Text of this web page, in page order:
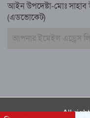
আইন উপদেষ্টা-মোঃ সাহাব
(এডভোকেট)
All